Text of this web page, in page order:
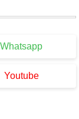
Whatsapp
Youtube